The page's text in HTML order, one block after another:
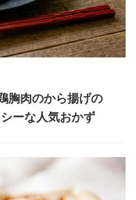
胸肉のから揚げの
ーな人気おかず